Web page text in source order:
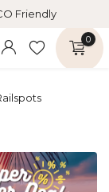
Friendly
0